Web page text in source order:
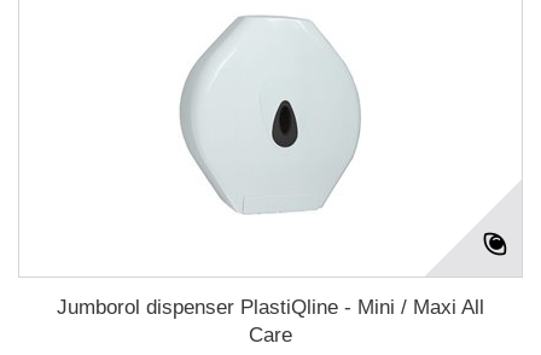
Jumborol dispenser PlastiQline - Mini / Maxi All
Care